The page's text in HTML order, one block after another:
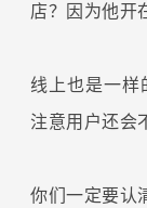
店？因为他开
线上也是一样
注意用户还会
你们一定要认